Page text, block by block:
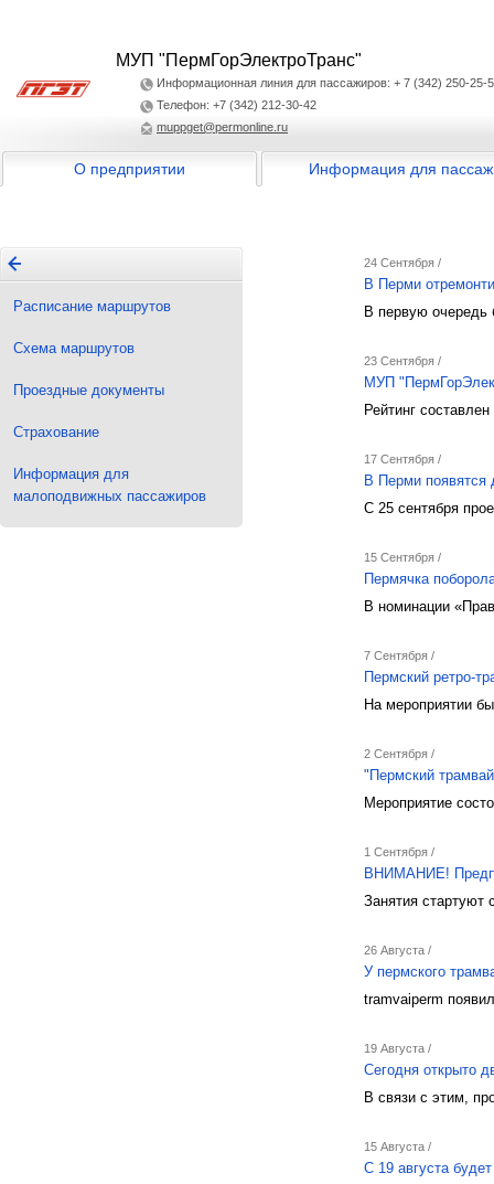
МУП "ПермГорЭлектроТранс"
Информационная линия для пассажиров: + 7 (342) 250-25-
Телефон: +7 (342) 212-30-42
muppget@permonline.ru
О предприятии Информация для
Расписание маршрутов
Схема маршрутов
Проездные документы
Страхование
Информация для
малоподвижных пассажиров
24 Сентября /
В Перми
В первую очередь
23 Сентября /
МУП
Рейтинг
17 Сентября /
В Перми появятся
С 25 сентября
15 Сентября /
Пермячка
В номинации
7 Сентября /
Пермский ретро-
На мероприятии
2 Сентября /
"Пермский
Мероприятие
1 Сентября /
ВНИМАНИЕ!
Занятия стартуют
26 Августа /
У пермского
tramvaiperm
19 Августа /
Сегодня открыто
В связи с этим,
15 Августа /
С 19 августа